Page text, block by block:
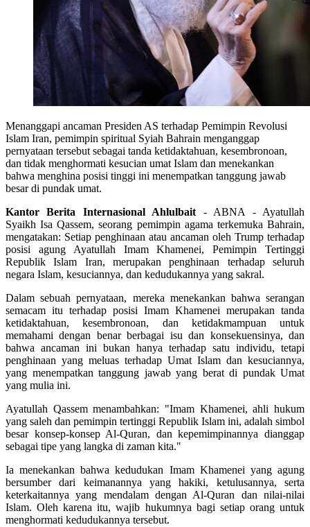
Menanggapi ancaman Presiden AS terhadap Pemimpin Revolusi
Islam Iran, pemimpin spiritual Syiah Bahrain menganggap
pernyataan tersebut sebagai tanda ketidaktahuan, kesembronoan,
dan tidak menghormati kesucian umat Islam dan menekankan
bahwa menghina posisi tinggi ini menempatkan tanggung jawab
besar di pundak umat.
Kantor Berita Internasional Ahlulbait - ABNA - Ayatullah
Syaikh Isa Qassem, seorang pemimpin agama terkemuka Bahrain,
mengatakan: Setiap penghinaan atau ancaman oleh Trump terhadap
posisi agung Ayatullah Imam Khamenei, Pemimpin Tertinggi
Republik Islam Iran, merupakan penghinaan terhadap seluruh
negara Islam, kesuciannya, dan kedudukannya yang sakral.
Dalam sebuah pernyataan, mereka menekankan bahwa serangan
semacam itu terhadap posisi Imam Khamenei merupakan tanda
ketidaktahuan, kesembronoan, dan ketidakmampuan untuk
memahami dengan benar berbagai isu dan konsekuensinya, dan
bahwa ancaman ini bukan hanya terhadap satu individu, tetapi
penghinaan yang meluas terhadap Umat Islam dan kesuciannya,
yang menempatkan tanggung jawab yang berat di pundak Umat
yang mulia ini.
Ayatullah Qassem menambahkan: "Imam Khamenei, ahli hukum
yang saleh dan pemimpin tertinggi Republik Islam ini, adalah simbol
besar konsep-konsep Al-Quran, dan kepemimpinannya dianggap
sebagai tipe yang langka di zaman kita."
Ia menekankan bahwa kedudukan Imam Khamenei yang agung
bersumber dari keimanannya yang hakiki, ketulusannya, serta
keterkaitannya yang mendalam dengan Al-Quran dan nilai-nilai
Islam. Oleh karena itu, wajib hukumnya bagi setiap orang untuk
menghormati kedudukannya tersebut.